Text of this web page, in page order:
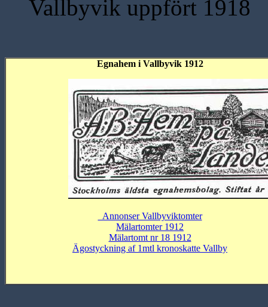
Vallbyvik uppfört 1918
Egnahem i Vallbyvik 1912
Annonser Vallbyviktomter
Mälartomter 1912
Mälartomt nr 18 1912
Ägostyckning af 1mtl kronoskatte Vallby